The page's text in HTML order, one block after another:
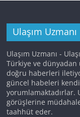
Ulaşım Uzmanı
Ulaşım Uzmanı -
Türkiye ve dünyadan
doğru haberleri
güncel habeleri
yorumlamaktadırlar.
görüşlerine
taahhüt eder.